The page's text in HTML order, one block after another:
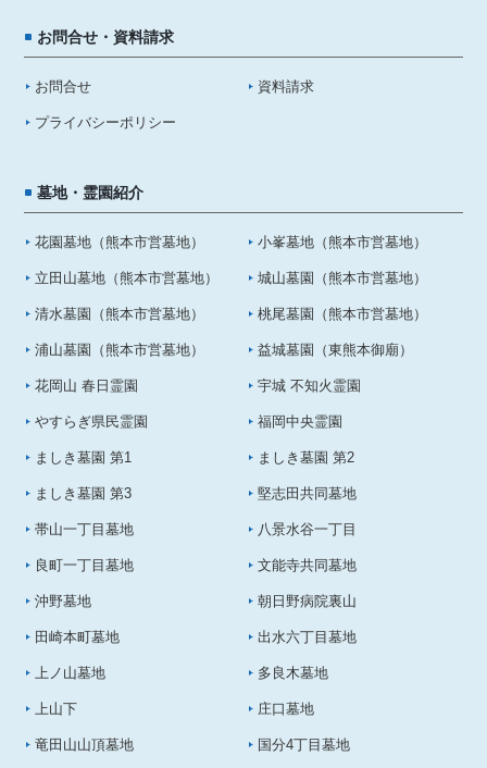
お問合せ・資料請求
お問合せ 資料請求
プライバシーポリシー
墓地・霊園紹介
花園墓地（熊本市営墓地） 小峯墓地（熊本市営墓地）
立田山墓地（熊本市営墓地） 城山墓園（熊本市営墓地）
清水墓園（熊本市営墓地） 桃尾墓園（熊本市営墓地）
浦山墓園（熊本市営墓地） 益城墓園（東熊本御廟）
花岡山 春日霊園 宇城 不知火霊園
やすらぎ県民霊園 福岡中央霊園
ましき墓園 第1 ましき墓園 第2
ましき墓園 第3 堅志田共同墓地
帯山一丁目墓地 八景水谷一丁目
良町一丁目墓地 文能寺共同墓地
沖野墓地 朝日野病院裏山
田崎本町墓地 出水六丁目墓地
上ノ山墓地 多良木墓地
上山下 庄口墓地
竜田山山頂墓地 国分4丁目墓地